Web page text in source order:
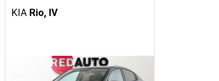
KIA Rio, IV